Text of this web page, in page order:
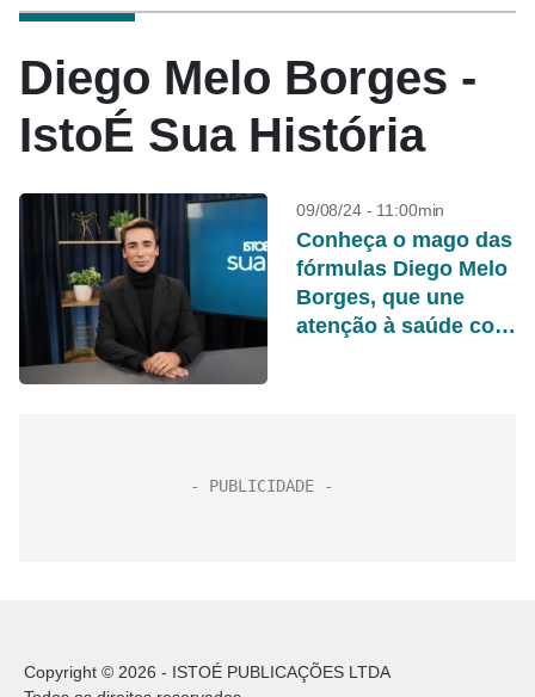
Diego Melo Borges -
IstoÉ Sua História
09/08/24 - 11:00min
Conheça o mago das
fórmulas Diego Melo
Borges, que une
atenção à saúde com
Copyright © 2026 - ISTOÉ PUBLICAÇÕES LTDA